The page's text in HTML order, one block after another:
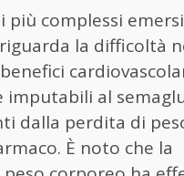
più complessi
la difficoltà
al
dalla perdita di
È noto che la